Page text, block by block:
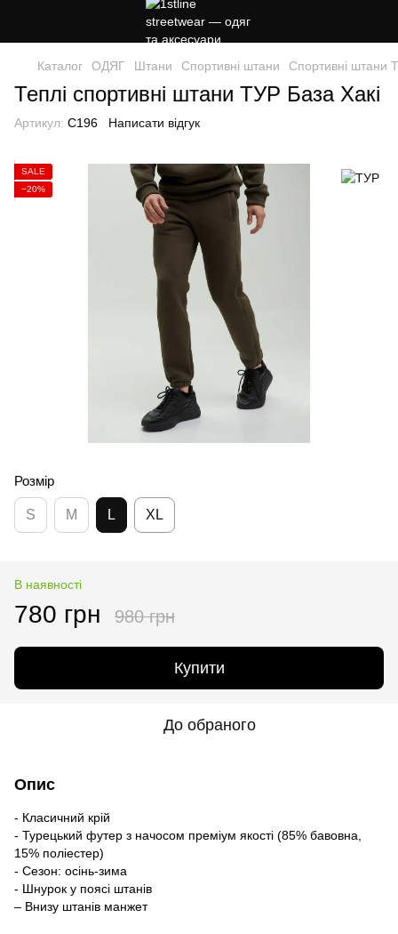
Каталог ОДЯГ Штани Спортивні штани Спортивні штани
Теплі спортивні штани ТУР База Хакі
Артикул: C196 Написати відгук
SALE
−20%
Розмір
S M L XL
В наявності
780 грн 980 грн
Купити
До обраного
Опис
- Класичний крій
- Турецький футер з начосом преміум якості (85% бавовна,
15% поліестер)
- Сезон: осінь-зима
- Шнурок у поясі штанів
– Внизу штанів манжет